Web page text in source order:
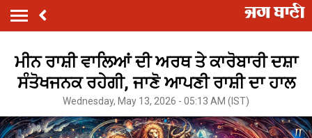
ਮੀਨ ਰਾਸ਼ੀ ਵਾਲਿਆਂ ਦੀ ਅਰਥ ਤੇ ਕਾਰੋਬਾਰੀ ਦਸ਼ਾ
ਸੰਤੋਖਜਨਕ ਰਹੇਗੀ, ਜਾਣੋ ਆਪਣੀ ਰਾਸ਼ੀ ਦਾ ਹਾਲ
Wednesday, May 13, 2026 - 05:13 AM (IST)